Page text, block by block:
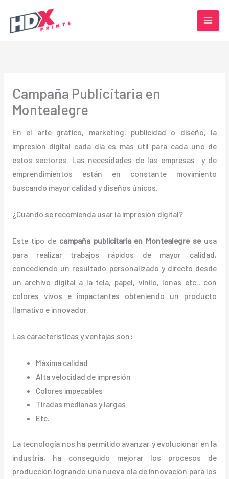
contenido
Campaña Publicitaria en
Montealegre
En el arte gráfico, marketing, publicidad o diseño, la
impresión digital cada día es más útil para cada uno de
estos sectores. Las necesidades de las empresas y de
emprendimientos están en constante movimiento
buscando mayor calidad y diseños únicos.
¿Cuándo se recomienda usar la impresión digital?
Este tipo de campaña publicitaria en Montealegre seusa
para realizar trabajos rápidos de mayor calidad,
concediendo un resultado personalizado y directo desde
un archivo digital a la tela, papel, vinilo, lonas etc., con
colores vivos e impactantes obteniendo un producto
llamativo e innovador.
Las características y ventajas son:
Máxima calidad
Alta velocidad de impresión
Colores impecables
Tiradas medianas y largas
Etc.
La tecnología nos ha permitido avanzar y evolucionar en la
industria, ha conseguido mejorar los procesos de
producción logrando una nueva ola de innovación para los